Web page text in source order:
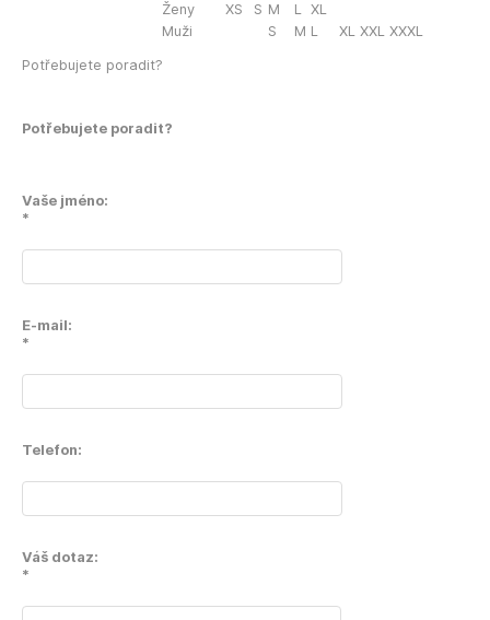
Ženy
XS S M L XL
Muži
S M L XL XXL XXXL
Potřebujete poradit?
Potřebujete poradit?
Vaše jméno:
*
E-mail:
*
Telefon:
Váš dotaz:
*